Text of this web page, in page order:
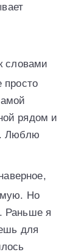
словами
просто
рядом и
Люблю
Но
Раньше я
для